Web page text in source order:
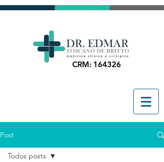
CRM: 164326
Post
Todos posts